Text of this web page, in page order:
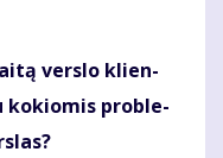
ver­slo klien­
ko­kio­mis pro­ble­